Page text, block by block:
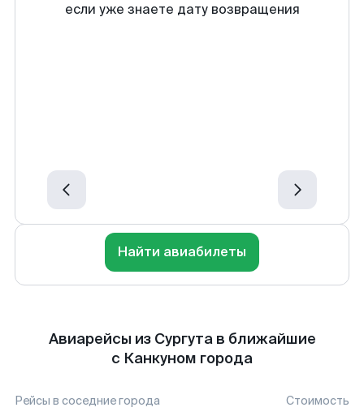
если уже знаете дату возвращения
Найти авиабилеты
Авиарейсы из Сургута в ближайшие
с Канкуном города
Рейсы в соседние города Стоимость